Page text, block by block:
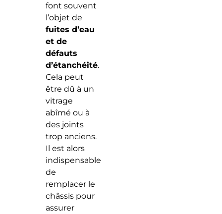
font souvent
l’objet de
fuites d’eau
et de
défauts
d’étanchéité.
Cela peut
être dû à un
vitrage
abîmé ou à
des joints
trop anciens.
Il est alors
indispensable
de
remplacer le
châssis pour
assurer